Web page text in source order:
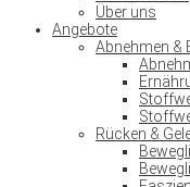
Über uns
Angebote
Abnehmen &
Rücken &